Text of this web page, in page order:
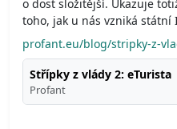
o dost složitější. Ukazuje
toho, jak u nás vzniká státní
profant.eu/blog/stripky-z-
Střípky z vlády 2: eTurista
Profant